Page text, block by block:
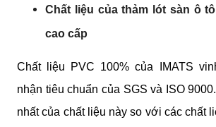
Chất liệu của thảm lót sàn ô
cao cấp
Chất liệu PVC 100% của IMATS
nhận tiêu chuẩn của SGS và ISO
nhất của chất liệu này so với các chất